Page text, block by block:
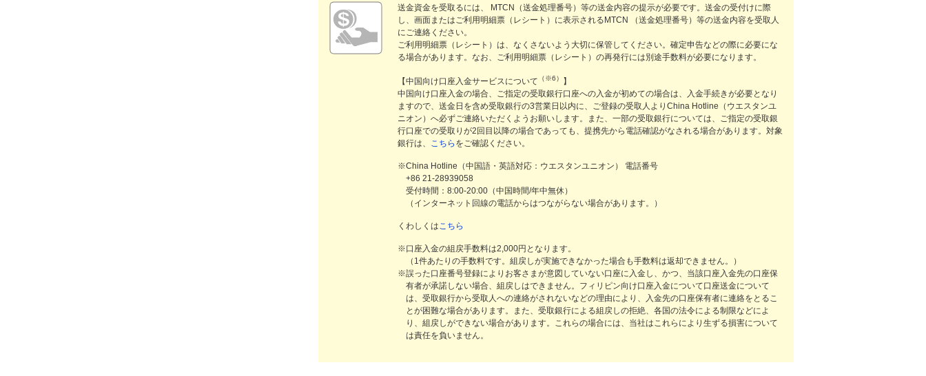
送金資金を受取るには、 MTCN（送金処理番号）等の送金内容の提示が必要です。送金の受付けに際
し、画面またはご利用明細票（レシート）に表示されるMTCN （送金処理番号）等の送金内容を受取人
にご連絡ください。
ご利用明細票（レシート）は、なくさないよう大切に保管してください。確定申告などの際に必要にな
る場合があります。なお、ご利用明細票（レシート）の再発行には別途手数料が必要になります。
【中国向け口座入金サービスについて （※6） 】
中国向け口座入金の場合、ご指定の受取銀行口座への入金が初めての場合は、入金手続きが必要となり
ますので、送金日を含め受取銀行の3営業日以内に、ご登録の受取人よりChina Hotline（ウエスタンユ
ニオン）へ必ずご連絡いただくようお願いします。また、一部の受取銀行については、ご指定の受取銀
行口座での受取りが2回目以降の場合であっても、提携先から電話確認がなされる場合があります。対象
銀行は、 こちら をご確認ください。
※China Hotline（中国語・英語対応：ウエスタンユニオン） 電話番号
+86 21-28939058
受付時間：8:00-20:00（中国時間/年中無休）
（インターネット回線の電話からはつながらない場合があります。）
くわしくはこちら
※口座入金の組戻手数料は2,000円となります。
（1件あたりの手数料です。組戻しが実施できなかった場合も手数料は返却できません。）
※誤った口座番号登録によりお客さまが意図していない口座に入金し、かつ、当該口座入金先の口座保
有者が承諾しない場合、組戻しはできません。フィリピン向け口座入金について口座送金について
は、受取銀行から受取人への連絡がされないなどの理由により、入金先の口座保有者に連絡をとるこ
とが困難な場合があります。また、受取銀行による組戻しの拒絶、各国の法令による制限などによ
り、組戻しができない場合があります。これらの場合には、当社はこれらにより生ずる損害について
は責任を負いません。